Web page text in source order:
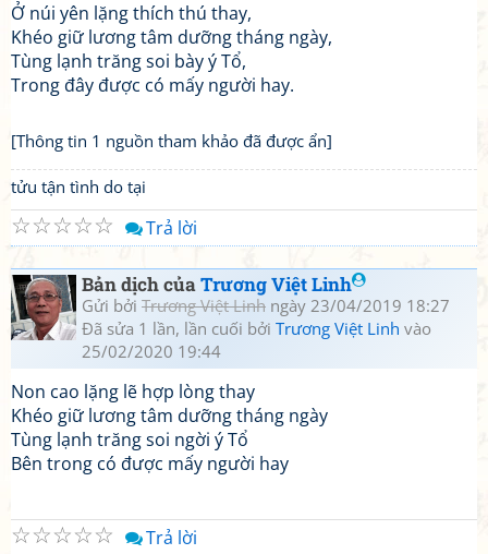
Ở núi yên lặng thích thú thay,
Khéo giữ lương tâm dưỡng tháng ngày,
Tùng lạnh trăng soi bày ý Tổ,
Trong đây được có mấy người hay.
[Thông tin 1 nguồn tham khảo đã được ẩn]
tửu tận tình do tại
☆
☆
☆
☆
☆ Trả lời
Bản dịch củaTrương Việt Linh
Gửi bởi Trương Việt Linh ngày 23/04/2019 18:27
Đã sửa 1 lần, lần cuối bởi Trương Việt Linh vào
25/02/2020 19:44
Non cao lặng lẽ hợp lòng thay
Khéo giữ lương tâm dưỡng tháng ngày
Tùng lạnh trăng soi ngời ý Tổ
Bên trong có được mấy người hay
☆
☆
☆
☆
☆ Trả lời